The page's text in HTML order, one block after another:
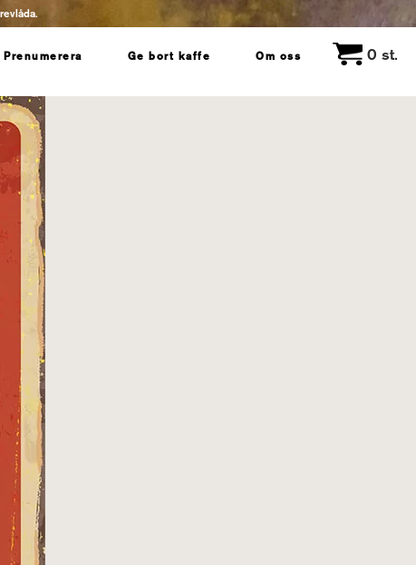
Prenumerera Ge bort kaffe Om oss 0 st.